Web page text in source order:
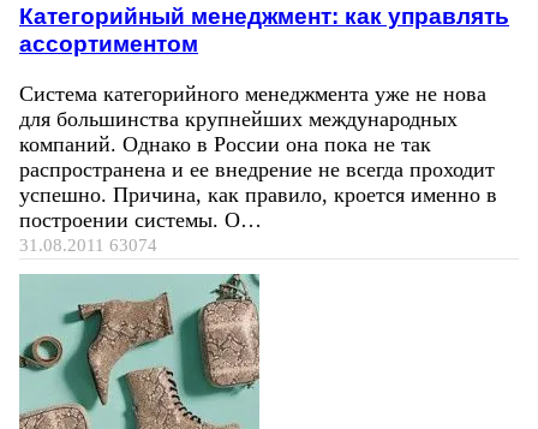
Категорийный менеджмент: как управлять
ассортиментом
Система категорийного менеджмента уже не нова
для большинства крупнейших международных
компаний. Однако в России она пока не так
распространена и ее внедрение не всегда проходит
успешно. Причина, как правило, кроется именно в
построении системы. О…
31.08.2011 63074